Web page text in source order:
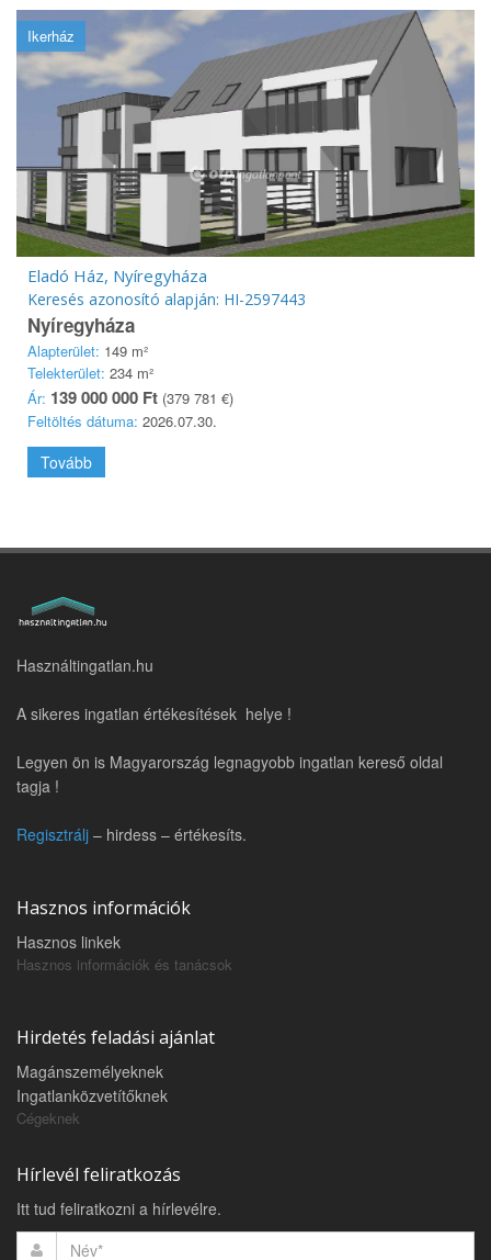
Ikerház
Eladó Ház, Nyíregyháza
Keresés azonosító alapján: HI-2597443
Nyíregyháza
Alapterület: 149 m²
Telekterület: 234 m²
Ár: 139 000 000 Ft (379 781 €)
Feltöltés dátuma: 2026.07.30.
Tovább
Használtingatlan.hu
A sikeres ingatlan értékesítések helye !
Legyen ön is Magyarország legnagyobb ingatlan kereső oldal
tagja !
Regisztrálj – hirdess – értékesíts.
Hasznos információk
Hasznos linkek
Hasznos információk és tanácsok
Hirdetés feladási ajánlat
Magánszemélyeknek
Ingatlanközvetítőknek
Cégeknek
Hírlevél feliratkozás
Itt tud feliratkozni a hírlevélre.